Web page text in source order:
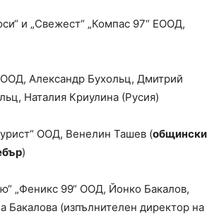
и „Свежест“ „Компас 97“ ЕООД,
Александр Бухольц, Дмитрий
Наталия Криулина (Русия)
ООД, Венелин Ташев (общински
)
„Феникс 99“ ООД, Йонко Бакалов,
Бакалова (изпълнителен директор на